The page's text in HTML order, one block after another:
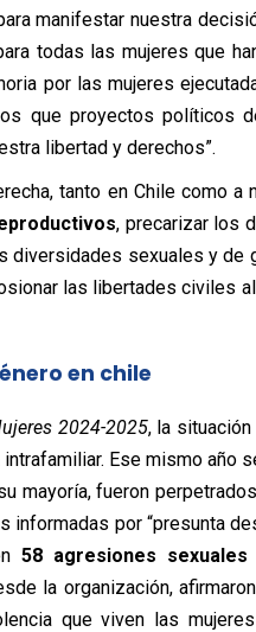
manifestar nuestra
todas las mujeres que
por las mujeres
que proyectos políticos
libertad y derechos”.
tanto en Chile como a
, precarizar los
sexuales y de
las libertades civiles
en chile
2024-2025, la
Ese mismo año
mayoría, fueron
por “presunta
58 agresiones sexuales
la organización,
que viven las